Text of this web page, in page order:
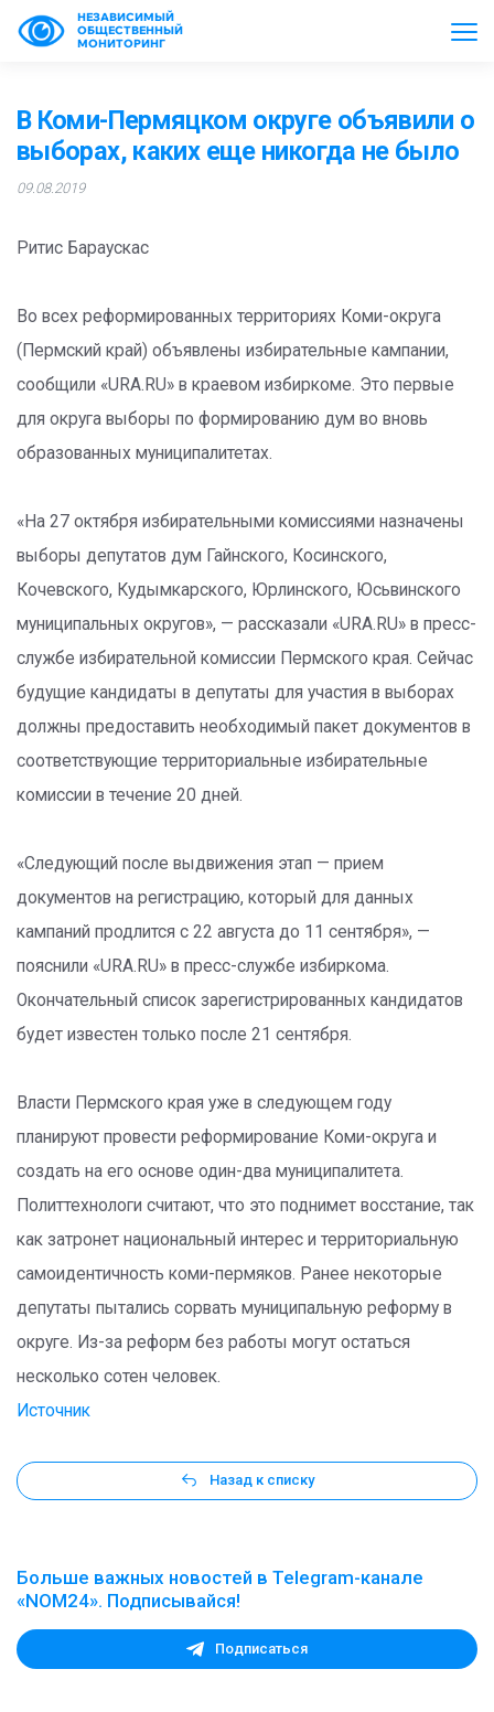
НЕЗАВИСИМЫЙ
ОБЩЕСТВЕННЫЙ
МОНИТОРИНГ
В Коми-Пермяцком округе объявили о
выборах, каких еще никогда не было
09.08.2019
Ритис Бараускас
Во всех реформированных территориях Коми-округа
(Пермский край) объявлены избирательные кампании,
сообщили «URA.RU» в краевом избиркоме. Это первые
для округа выборы по формированию дум во вновь
образованных муниципалитетах.
«На 27 октября избирательными комиссиями назначены
выборы депутатов дум Гайнского, Косинского,
Кочевского, Кудымкарского, Юрлинского, Юсьвинского
муниципальных округов», — рассказали «URA.RU» в пресс-
службе избирательной комиссии Пермского края. Сейчас
будущие кандидаты в депутаты для участия в выборах
должны предоставить необходимый пакет документов в
соответствующие территориальные избирательные
комиссии в течение 20 дней.
«Следующий после выдвижения этап — прием
документов на регистрацию, который для данных
кампаний продлится с 22 августа до 11 сентября», —
пояснили «URA.RU» в пресс-службе избиркома.
Окончательный список зарегистрированных кандидатов
будет известен только после 21 сентября.
Власти Пермского края уже в следующем году
планируют провести реформирование Коми-округа и
создать на его основе один-два муниципалитета.
Политтехнологи считают, что это поднимет восстание, так
как затронет национальный интерес и территориальную
самоидентичность коми-пермяков. Ранее некоторые
депутаты пытались сорвать муниципальную реформу в
округе. Из-за реформ без работы могут остаться
несколько сотен человек.
Источник
Назад к списку
Больше важных новостей в Telegram-канале
«NOM24». Подписывайся!
Подписаться